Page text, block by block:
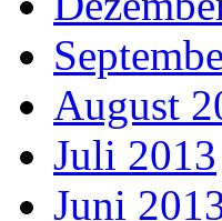
August
Juli 2013
Juni